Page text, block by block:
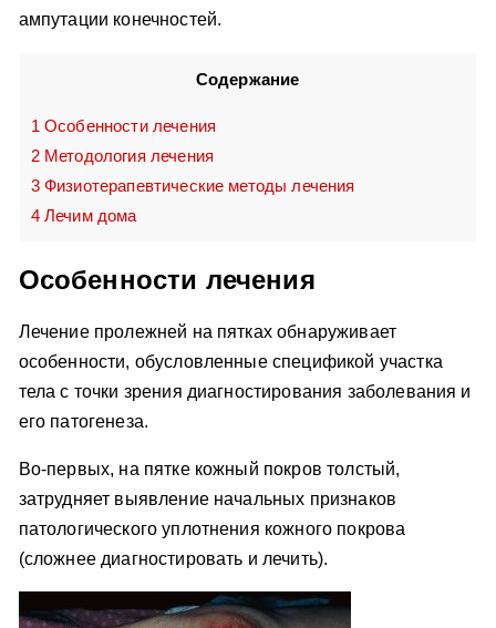
ампутации конечностей.
Содержание
1 Особенности лечения
2Методология лечения
3Физиотерапевтические методы лечения
4Лечим дома
Особенности лечения
Лечение пролежней на пятках обнаруживает
особенности, обусловленные спецификой участка
тела с точки зрения диагностирования заболевания и
его патогенеза.
Во-первых, на пятке кожный покров толстый,
затрудняет выявление начальных признаков
патологического уплотнения кожного покрова
(сложнее диагностировать и лечить).